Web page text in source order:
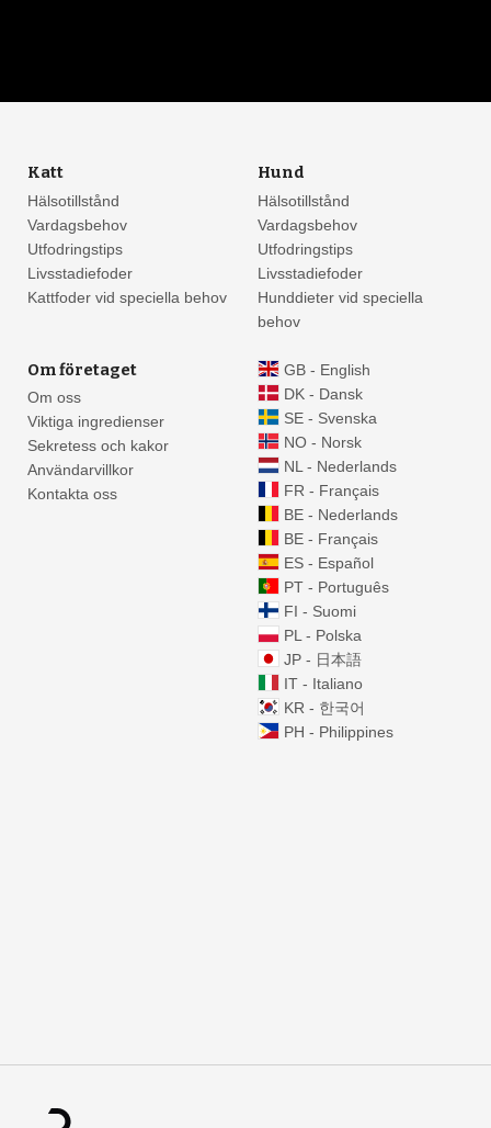
Katt
Hälsotillstånd
Vardagsbehov
Utfodringstips
Livsstadiefoder
Kattfoder vid speciella behov
Hund
Hälsotillstånd
Vardagsbehov
Utfodringstips
Livsstadiefoder
Hunddieter vid speciella
behov
Om företaget
Om oss
Viktiga ingredienser
Sekretess och kakor
Användarvillkor
Kontakta oss
GB - English
DK - Dansk
SE - Svenska
NO - Norsk
NL - Nederlands
FR - Français
BE - Nederlands
BE - Français
ES - Español
PT - Português
FI - Suomi
PL - Polska
JP - 日本語
IT - Italiano
KR - 한국어
PH - Philippines